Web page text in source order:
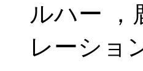
ルハー
レーショ